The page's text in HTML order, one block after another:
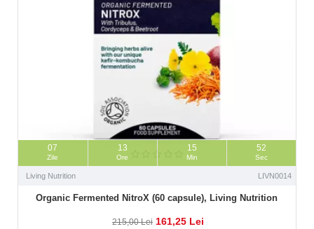
07
Zile
13
Ore
15
Min
51
Sec
Living Nutrition LIVN0014
Organic Fermented NitroX (60 capsule), Living Nutrition
215,00 Lei 161,25 Lei